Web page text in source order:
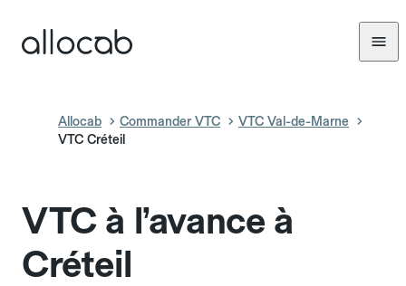
Allocab Commander VTC
VTC Val-de-Marne
VTC Créteil
VTC à l’avance à
Créteil